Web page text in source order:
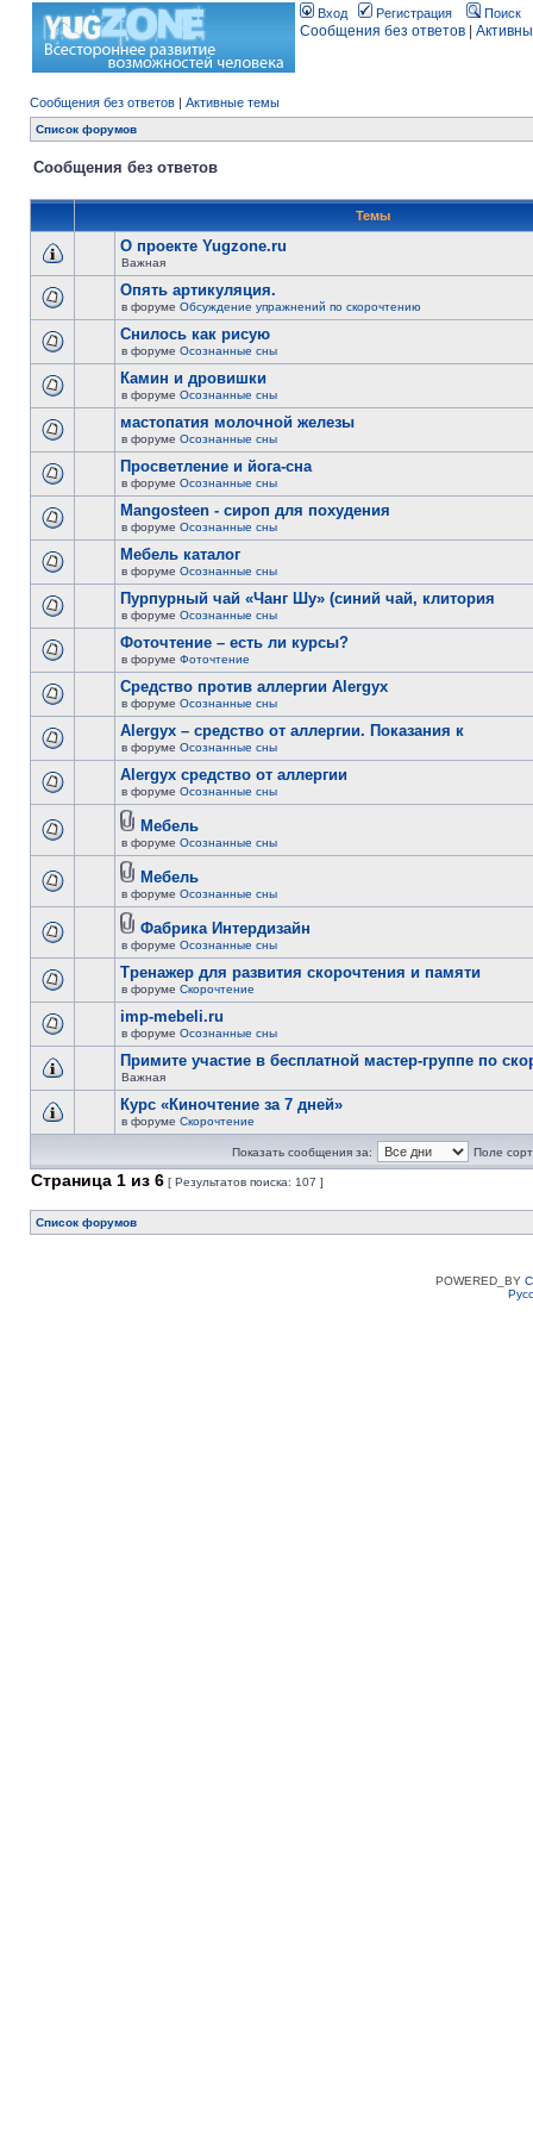
Вход Регистрация Поиск
Сообщения без ответов
Сообщения без ответов | Активные темы
Список форумов
Сообщения без ответов
Темы
О проекте Yugzone.ru
Важная
Опять артикуляция.
в форуме Обсуждение упражнений по скорочтению
Снилось как рисую
в форуме Осознанные сны
Камин и дровишки
в форуме Осознанные сны
мастопатия молочной железы
в форуме Осознанные сны
Просветление и йога-сна
в форуме Осознанные сны
Mangosteen - сироп для похудения
в форуме Осознанные сны
Мебель каталог
в форуме Осознанные сны
Пурпурный чай «Чанг Шу» (синий чай, клитория
в форуме Осознанные сны
Фоточтение – есть ли курсы?
в форуме Фоточтение
Cредство против аллергии Alergyx
в форуме Осознанные сны
Alergyx – средство от аллергии. Показания к
в форуме Осознанные сны
Alergyx средство от аллергии
в форуме Осознанные сны
Мебель
в форуме Осознанные сны
Мебель
в форуме Осознанные сны
Фабрика Интердизайн
в форуме Осознанные сны
Тренажер для развития скорочтения и памяти
в форуме Скорочтение
imp-mebeli.ru
в форуме Осознанные сны
Примите участие в бесплатной мастер-группе по
Важная
Курс «Киночтение за 7 дней»
в форуме Скорочтение
Показать сообщения за: Поле
Страница 1 из 6 [ Результатов поиска: 107 ]
Список форумов
POWERED_BY